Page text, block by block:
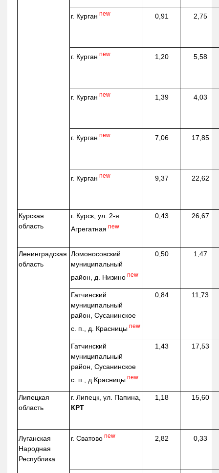
г. Курган new 0,91 2,75
г. Курган new 1,20 5,58
г. Курган new 1,39 4,03
г. Курган new 7,06 17,85
г. Курган new 9,37 22,62
Курская
область
г. Курск, ул. 2-я
Агрегатная new
0,43 26,67
Ленинградская
область
Ломоносовский
муниципальный
район, д. Низино new
0,50 1,47
Гатчинский
муниципальный
район, Сусанинское
с. п., д. Красницы new
0,84 11,73
Гатчинский
муниципальный
район, Сусанинское
с. п., д.Красницы new
1,43 17,53
Липецкая
область
г. Липецк, ул. Папина,
КРТ
1,18 15,60
Луганская
Народная
Республика
г. Сватово new 2,82 0,33